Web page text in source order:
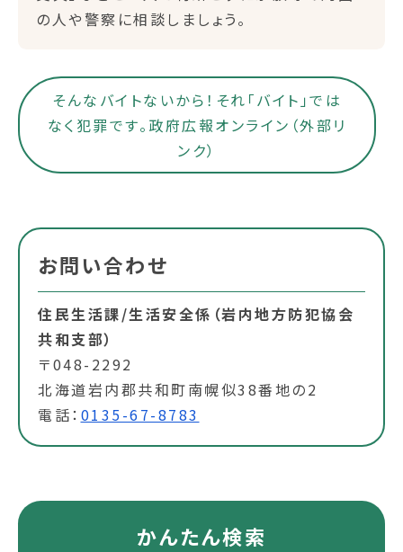
の人や警察に相談しましょう。
そんなバイトないから！それ「バイト」では
なく犯罪です。政府広報オンライン（外部リ
ンク）
お問い合わせ
住民生活課/生活安全係（岩内地方防犯協会
共和支部）
〒048-2292
北海道岩内郡共和町南幌似38番地の2
電話： 0135-67-8783
かんたん検索